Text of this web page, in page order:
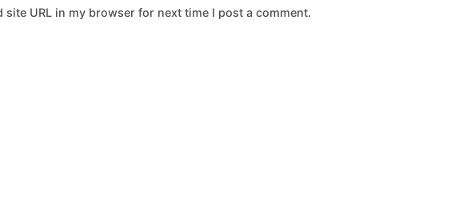
site URL in my browser for next time I post a comment.